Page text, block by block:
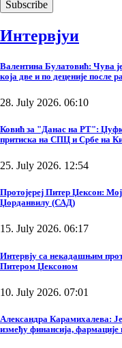
Интервјуи
Валентина Булатовић: Чува
која две и по деценије после
28. July 2026. 06:10
Ковић за "Данас на РТ":
притиска на СПЦ и Србе на
25. July 2026. 12:54
Протојереј Питер Џексон:
Џорданвилу (САД)
15. July 2026. 06:17
Интервју са некадашњим
Питером Џексоном
10. July 2026. 07:01
Александра Карамихалева:
између финансија, фармације